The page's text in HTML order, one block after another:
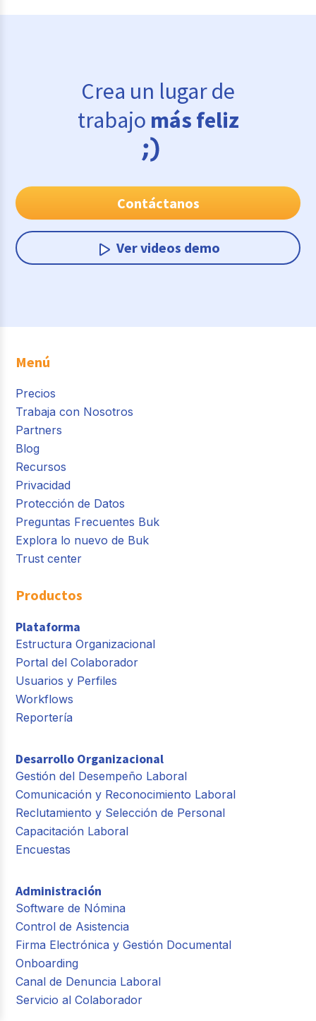
Crea un lugar de
trabajo más feliz
Contáctanos
Ver videos demo
Menú
Precios
Trabaja con Nosotros
Partners
Blog
Recursos
Privacidad
Protección de Datos
Preguntas Frecuentes Buk
Explora lo nuevo de Buk
Trust center
Productos
Plataforma
Estructura Organizacional
Portal del Colaborador
Usuarios y Perfiles
Workflows
Reportería
Desarrollo Organizacional
Gestión del Desempeño Laboral
Comunicación y Reconocimiento Laboral
Reclutamiento y Selección de Personal
Capacitación Laboral
Encuestas
Administración
Software de Nómina
Control de Asistencia
Firma Electrónica y Gestión Documental
Onboarding
Canal de Denuncia Laboral
Servicio al Colaborador